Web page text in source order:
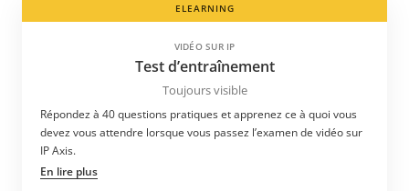
ELEARNING
VIDÉO SUR IP
Test d’entraînement
Toujours visible
Répondez à 40 questions pratiques et apprenez ce à quoi vous
devez vous attendre lorsque vous passez l’examen de vidéo sur
IP Axis.
En lire plus